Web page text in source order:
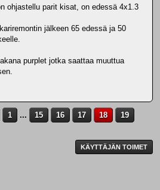
ohjastellu parit kisat, on edessä 4x1.3
jälkeen 65 edessä ja 50
purplet jotka saattaa muuttua
1 ... 15 16 17 18
19
KÄYTTÄJÄN TOIMET